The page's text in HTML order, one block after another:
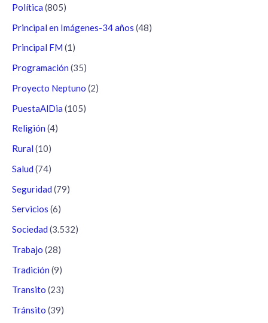
Política (805)
Principal en Imágenes-34 años (48)
Principal FM (1)
Programación (35)
Proyecto Neptuno (2)
PuestaAlDia (105)
Religión (4)
Rural (10)
Salud (74)
Seguridad (79)
Servicios (6)
Sociedad (3.532)
Trabajo (28)
Tradición (9)
Transito (23)
Tránsito (39)